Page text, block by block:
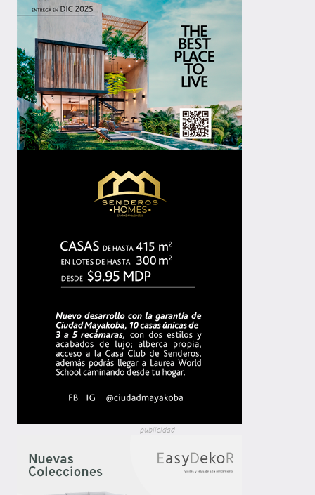
publicidad